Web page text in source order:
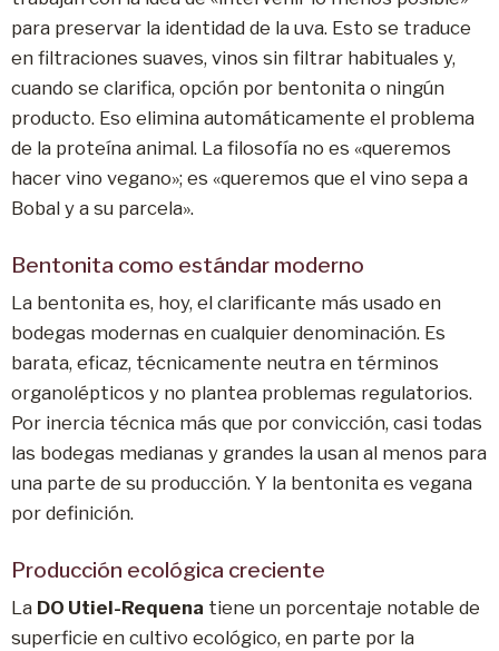
para preservar la identidad de la uva. Esto se traduce
en filtraciones suaves, vinos sin filtrar habituales y,
cuando se clarifica, opción por bentonita o ningún
producto. Eso elimina automáticamente el problema
de la proteína animal. La filosofía no es «queremos
hacer vino vegano»; es «queremos que el vino sepa a
Bobal y a su parcela».
Bentonita como estándar moderno
La bentonita es, hoy, el clarificante más usado en
bodegas modernas en cualquier denominación. Es
barata, eficaz, técnicamente neutra en términos
organolépticos y no plantea problemas regulatorios.
Por inercia técnica más que por convicción, casi todas
las bodegas medianas y grandes la usan al menos para
una parte de su producción. Y la bentonita es vegana
por definición.
Producción ecológica creciente
La DO Utiel-Requena tiene un porcentaje notable de
superficie en cultivo ecológico, en parte por la